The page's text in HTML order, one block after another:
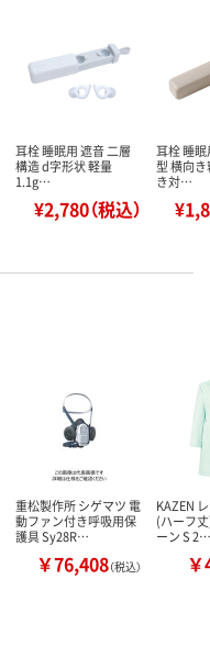
耳栓 睡眠用 遮音 二層
構造 d字形状 軽量
1.1g…
¥2,780（税込）
耳栓 睡
型 横向
き対…
重松製作所 シゲマツ 電
動ファン付き呼吸用保
護具 Sy28R…
￥76,408（税込）
KAZEN
(ハーフ
ーン S 2…